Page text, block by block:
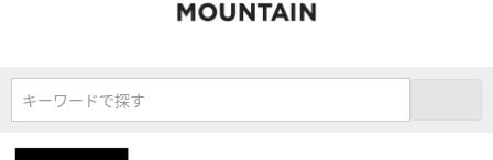
キーワードで探す